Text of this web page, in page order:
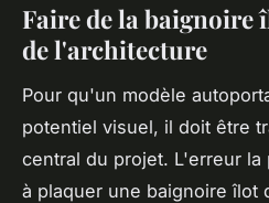
Faire de la baignoire
de l'architecture
Pour qu'un modèle
potentiel visuel, il doit être
central du projet. L'erreur
à plaquer une baignoire îlot